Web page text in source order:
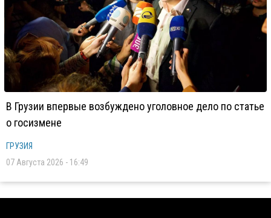
В Грузии впервые возбуждено уголовное дело по статье
о госизмене
ГРУЗИЯ
07 Августа 2026 - 16:49